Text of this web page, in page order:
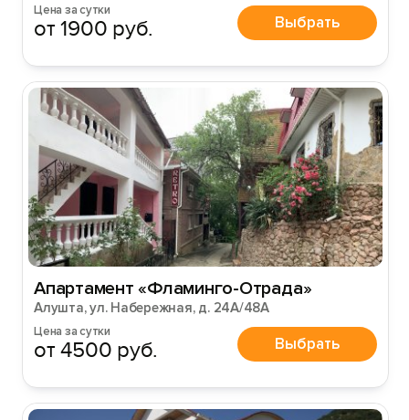
Цена за сутки
от 1900 руб. Выбрать
Апартамент «Фламинго-Отрада»
Алушта, ул. Набережная, д. 24А/48А
Цена за сутки
от 4500 руб. Выбрать